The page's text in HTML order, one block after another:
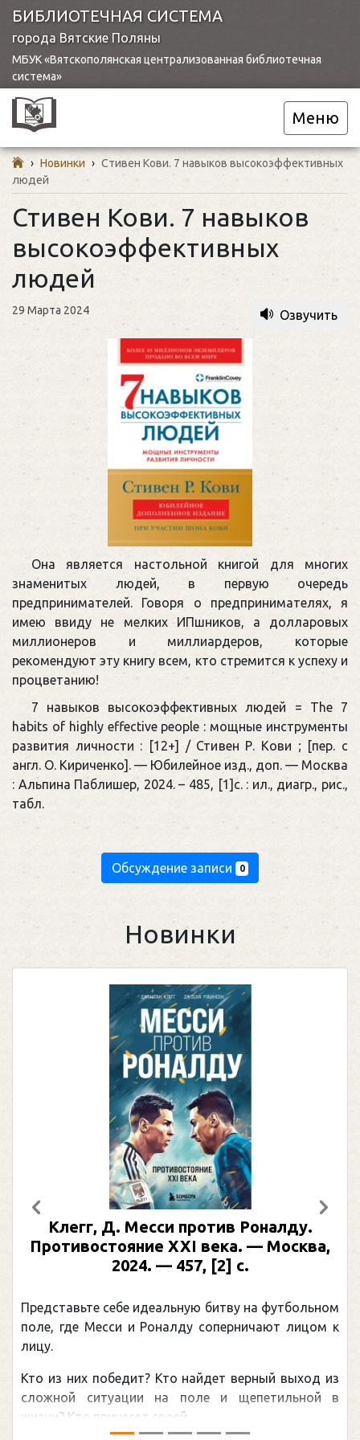
БИБЛИОТЕЧНАЯ СИСТЕМА
города Вятские Поляны
МБУК «Вятскополянская централизованная библиотечная
система»
Меню
› Новинки › Стивен Кови. 7 навыков высокоэффективных
людей
Стивен Кови. 7 навыков
высокоэффективных
людей
29 Марта 2024 Озвучить
Она является настольной книгой для многих
знаменитых людей, в первую очередь
предпринимателей. Говоря о предпринимателях, я
имею ввиду не мелких ИПшников, а долларовых
миллионеров и миллиардеров, которые
рекомендуют эту книгу всем, кто стремится к успеху и
процветанию!
7 навыков высокоэффективных людей = The 7
habits of highly effective people : мощные инструменты
развития личности : [12+] / Стивен Р. Кови ; [пер. с
англ. О. Кириченко]. — Юбилейное изд., доп. — Москва
: Альпина Паблишер, 2024. – 485, [1]с. : ил., диагр., рис.,
табл.
Обсуждение записи 0
Новинки
Клегг, Д. Месси против Роналду.
Противостояние XXI века. — Москва,
2024. — 457, [2] с.
Представьте себе идеальную битву на футбольном
поле, где Месси и Роналду соперничают лицом к
лицу.
Кто из них победит? Кто найдет верный выход из
сложной ситуации на поле и щепетильной в
жизни? Кто принесет своей ...
Предыдущий